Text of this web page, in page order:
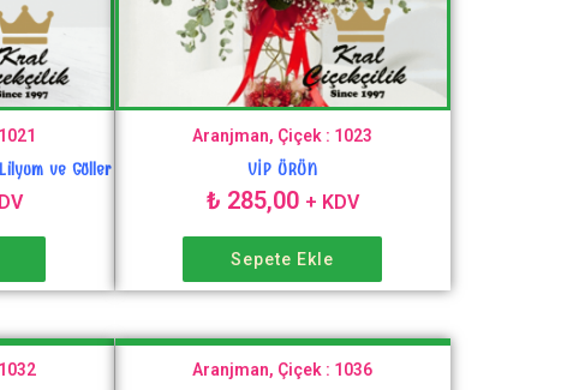
ve Güller
Aranjman, Çiçek : 1023
VİP ÜRÜN
₺ 285,00 + KDV
Sepete Ekle
Aranjman, Çiçek : 1036